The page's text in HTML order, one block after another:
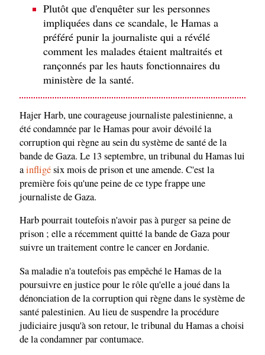
Plutôt que d'enquêter sur les personnes
impliquées dans ce scandale, le Hamas a
préféré punir la journaliste qui a révélé
comment les malades étaient maltraités et
rançonnés par les hauts fonctionnaires du
ministère de la santé.
Hajer Harb, une courageuse journaliste palestinienne, a
été condamnée par le Hamas pour avoir dévoilé la
corruption qui règne au sein du système de santé de la
bande de Gaza. Le 13 septembre, un tribunal du Hamas lui
ainfligésix mois de prison et une amende. C'est la
première fois qu'une peine de ce type frappe une
journaliste de Gaza.
Harb pourrait toutefois n'avoir pas à purger sa peine de
prison ; elle a récemment quitté la bande de Gaza pour
suivre un traitement contre le cancer en Jordanie.
Sa maladie n'a toutefois pas empêché le Hamas de la
poursuivre en justice pour le rôle qu'elle a joué dans la
dénonciation de la corruption qui règne dans le système de
santé palestinien. Au lieu de suspendre la procédure
judiciaire jusqu'à son retour, le tribunal du Hamas a choisi
de la condamner par contumace.